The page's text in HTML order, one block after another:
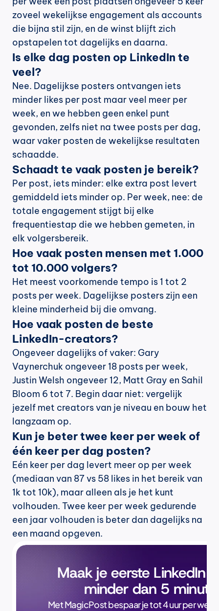
zoveel wekelijkse engagement als accounts
die bijna stil zijn, en de winst blijft zich
opstapelen tot dagelijks en daarna.
Is elke dag posten op LinkedIn te
veel?
Nee. Dagelijkse posters ontvangen iets
minder likes per post maar veel meer per
week, en we hebben geen enkel punt
gevonden, zelfs niet na twee posts per dag,
waar vaker posten de wekelijkse resultaten
schaadde.
Schaadt te vaak posten je bereik?
Per post, iets minder: elke extra post levert
gemiddeld iets minder op. Per week, nee: de
totale engagement stijgt bij elke
frequentiestap die we hebben gemeten, in
elk volgersbereik.
Hoe vaak posten mensen met 1.000
tot 10.000 volgers?
Het meest voorkomende tempo is 1 tot 2
posts per week. Dagelijkse posters zijn een
kleine minderheid bij die omvang.
Hoe vaak posten de beste
LinkedIn-creators?
Ongeveer dagelijks of vaker: Gary
Vaynerchuk ongeveer 18 posts per week,
Justin Welsh ongeveer 12, Matt Gray en Sahil
Bloom 6 tot 7. Begin daar niet: vergelijk
jezelf met creators van je niveau en bouw het
langzaam op.
Kun je beter twee keer per week of
één keer per dag posten?
Eén keer per dag levert meer op per week
(mediaan van 87 vs 58 likes in het bereik van
1k tot 10k), maar alleen als je het kunt
volhouden. Twee keer per week gedurende
een jaar volhouden is beter dan dagelijks na
een maand opgeven.
Maak je eerste LinkedIn
minder dan 5
Met MagicPost bespaar je tot 4 uur per